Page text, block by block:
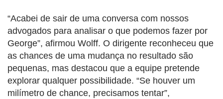
“Acabei de sair de uma conversa com nossos
advogados para analisar o que podemos fazer por
George”, afirmou Wolff. O dirigente reconheceu que
as chances de uma mudança no resultado são
pequenas, mas destacou que a equipe pretende
explorar qualquer possibilidade. “Se houver um
milímetro de chance, precisamos tentar”,